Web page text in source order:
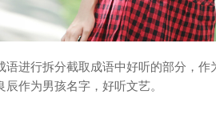
语进行拆分截取成语中好听的部分，
作为男孩名字，好听文艺。